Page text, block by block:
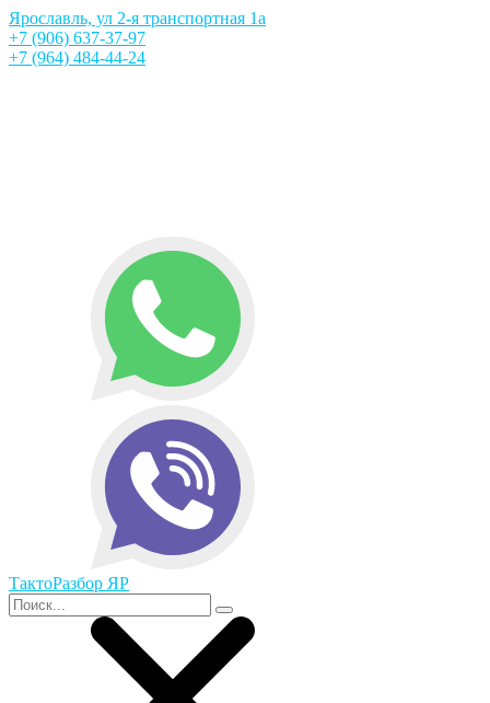
Ярославль, ул 2-я транспортная 1а
+7 (906) 637-37-97
+7 (964) 484-44-24
ТактоРазбор ЯР